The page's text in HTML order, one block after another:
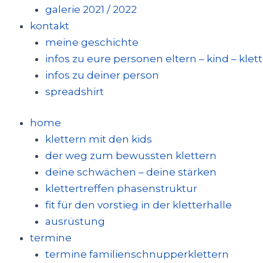
galerie 2021 / 2022
kontakt
meine geschichte
infos zu eure personen eltern – kind –
infos zu deiner person
spreadshirt
home
klettern mit den kids
der weg zum bewussten klettern
deine schwächen – deine stärken
klettertreffen phasenstruktur
fit für den vorstieg in der kletterhalle
ausrüstung
termine
termine familienschnupperklettern